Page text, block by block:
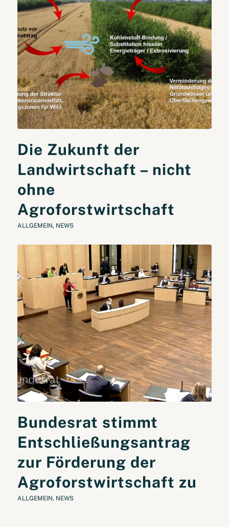
Die Zukunft der
Landwirtschaft – nicht
ohne
Agroforstwirtschaft
ALLGEMEIN, NEWS
Bundesrat stimmt
Entschließungsantrag
zur Förderung der
Agroforstwirtschaft zu
ALLGEMEIN, NEWS